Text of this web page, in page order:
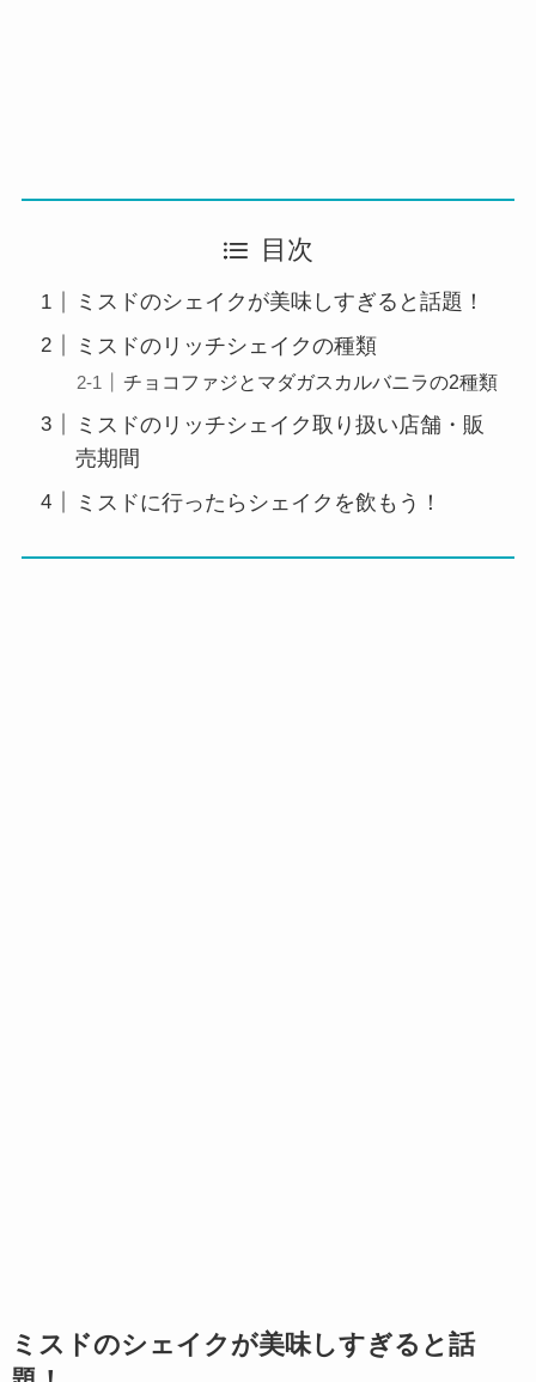
目次
ミスドのシェイクが美味しすぎると話題！
ミスドのリッチシェイクの種類
チョコファジとマダガスカルバニラの2種類
ミスドのリッチシェイク取り扱い店舗・販
売期間
ミスドに行ったらシェイクを飲もう！
ミスドのシェイクが美味しすぎると話